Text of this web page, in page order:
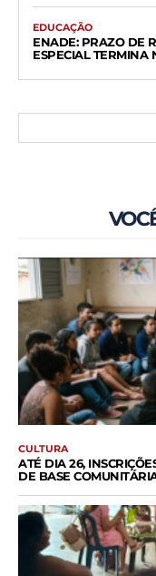
EDUCAÇÃO
ENADE: PRAZO DE
ESPECIAL TERMINA
CULTURA
ATÉ DIA 26,
DE BASE